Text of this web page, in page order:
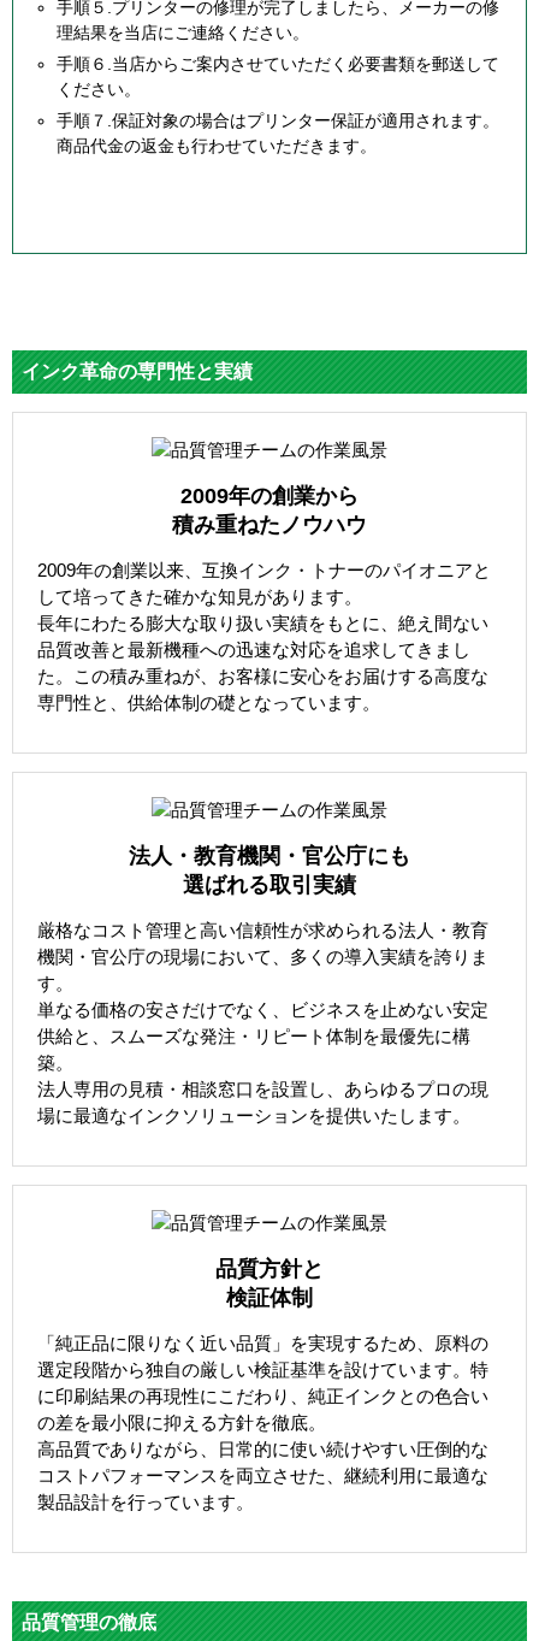
手順５.プリンターの修理が完了しましたら、メーカーの修
理結果を当店にご連絡ください。
手順６.当店からご案内させていただく必要書類を郵送して
ください。
手順７.保証対象の場合はプリンター保証が適用されます。
商品代金の返金も行わせていただきます。
インク革命の専門性と実績
2009年の創業から
積み重ねたノウハウ
2009年の創業以来、互換インク・トナーのパイオニアと
して培ってきた確かな知見があります。
長年にわたる膨大な取り扱い実績をもとに、絶え間ない
品質改善と最新機種への迅速な対応を追求してきまし
た。この積み重ねが、お客様に安心をお届けする高度な
専門性と、供給体制の礎となっています。
法人・教育機関・官公庁にも
選ばれる取引実績
厳格なコスト管理と高い信頼性が求められる法人・教育
機関・官公庁の現場において、多くの導入実績を誇りま
す。
単なる価格の安さだけでなく、ビジネスを止めない安定
供給と、スムーズな発注・リピート体制を最優先に構
築。
法人専用の見積・相談窓口を設置し、あらゆるプロの現
場に最適なインクソリューションを提供いたします。
品質方針と
検証体制
「純正品に限りなく近い品質」を実現するため、原料の
選定段階から独自の厳しい検証基準を設けています。特
に印刷結果の再現性にこだわり、純正インクとの色合い
の差を最小限に抑える方針を徹底。
高品質でありながら、日常的に使い続けやすい圧倒的な
コストパフォーマンスを両立させた、継続利用に最適な
製品設計を行っています。
品質管理の徹底